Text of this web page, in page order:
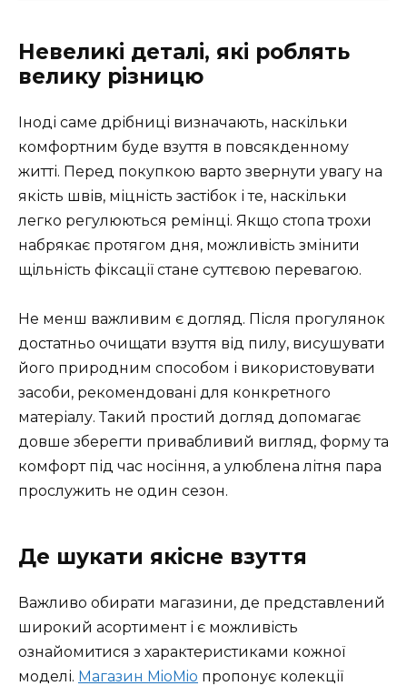
Невеликі деталі, які роблять
велику різницю
Іноді саме дрібниці визначають, наскільки
комфортним буде взуття в повсякденному
житті. Перед покупкою варто звернути увагу на
якість швів, міцність застібок і те, наскільки
легко регулюються ремінці. Якщо стопа трохи
набрякає протягом дня, можливість змінити
щільність фіксації стане суттєвою перевагою.
Не менш важливим є догляд. Після прогулянок
достатньо очищати взуття від пилу, висушувати
його природним способом і використовувати
засоби, рекомендовані для конкретного
матеріалу. Такий простий догляд допомагає
довше зберегти привабливий вигляд, форму та
комфорт під час носіння, а улюблена літня пара
прослужить не один сезон.
Де шукати якісне взуття
Важливо обирати магазини, де представлений
широкий асортимент і є можливість
ознайомитися з характеристиками кожної
моделі. Магазин MioMio пропонує колекції